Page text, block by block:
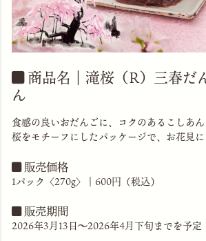
商品名｜滝桜（R）三春
ん
食感の良いおだんごに、コクのあるこしあ
桜をモチーフにしたパッケージで、お花見に
販売価格
1パック〈270g〉｜600円（税込）
販売期間
2026年3月13日〜2026年4月下旬までを予定